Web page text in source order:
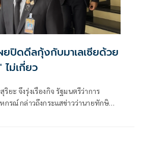
ยปิดดีลกุ้งกับมาเลเซียด้วย
ม่เกี่ยว
ยะ จึงรุ่งเรืองกิจ รัฐมนตรีว่าการ
กรณ์ กล่าวถึงกระแสข่าวว่านายทักษิณ